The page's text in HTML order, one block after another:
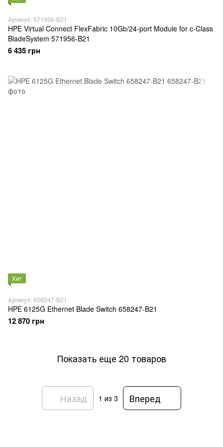
Артикул: 571956-B21
HPE Virtual Connect FlexFabric 10Gb/24-port Module for c-Class
BladeSystem 571956-B21
6 435 грн
Хит
Артикул: 658247-B21
HPE 6125G Ethernet Blade Switch 658247-B21
12 870 грн
Показать еще 20 товаров
Назад 1 из 3 Вперед